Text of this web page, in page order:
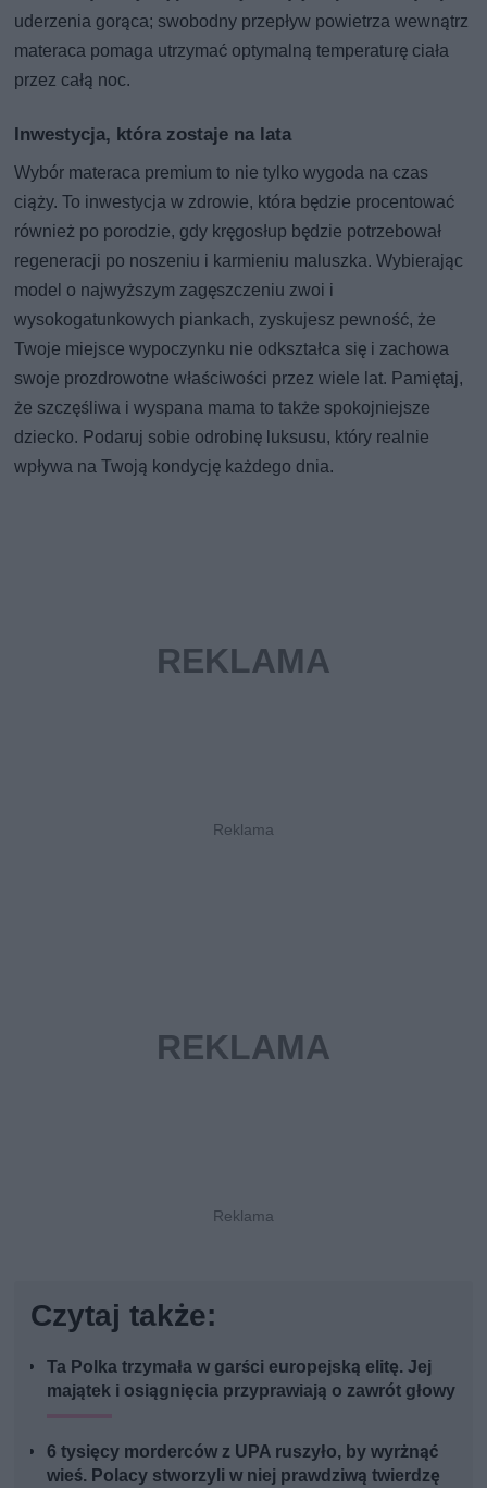
uderzenia gorąca; swobodny przepływ powietrza wewnątrz
materaca pomaga utrzymać optymalną temperaturę ciała
przez całą noc.
Inwestycja, która zostaje na lata
Wybór materaca premium to nie tylko wygoda na czas
ciąży. To inwestycja w zdrowie, która będzie procentować
również po porodzie, gdy kręgosłup będzie potrzebował
regeneracji po noszeniu i karmieniu maluszka. Wybierając
model o najwyższym zagęszczeniu zwoi i
wysokogatunkowych piankach, zyskujesz pewność, że
Twoje miejsce wypoczynku nie odkształca się i zachowa
swoje prozdrowotne właściwości przez wiele lat. Pamiętaj,
że szczęśliwa i wyspana mama to także spokojniejsze
dziecko. Podaruj sobie odrobinę luksusu, który realnie
wpływa na Twoją kondycję każdego dnia.
Czytaj także:
Ta Polka trzymała w garści europejską elitę. Jej
majątek i osiągnięcia przyprawiają o zawrót głowy
6 tysięcy morderców z UPA ruszyło, by wyrżnąć
wieś. Polacy stworzyli w niej prawdziwą twierdzę